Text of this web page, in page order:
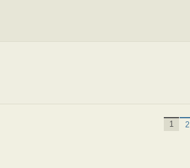
1 2